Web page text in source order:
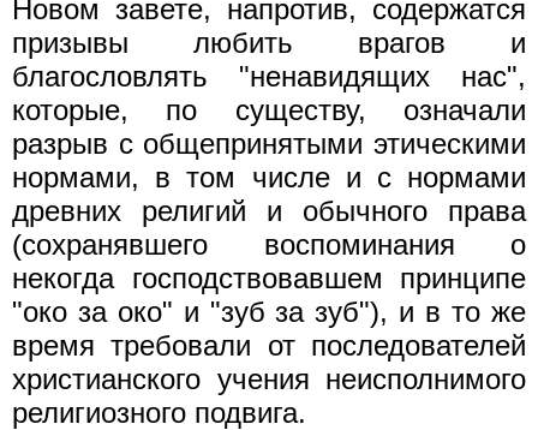
Новом завете, напротив, содержатся
призывы любить врагов и
благословлять "ненавидящих нас",
которые, по существу, означали
разрыв с общепринятыми этическими
нормами, в том числе и с нормами
древних религий и обычного права
(сохранявшего воспоминания о
некогда господствовавшем принципе
"око за око" и "зуб за зуб"), и в то же
время требовали от последователей
христианского учения неисполнимого
религиозного подвига.